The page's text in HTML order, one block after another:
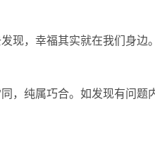
现，幸福其实就在我们身边
，纯属巧合。如发现有问题